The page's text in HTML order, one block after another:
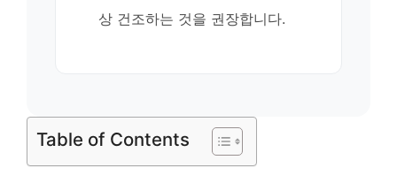
상 건조하는 것을 권장합니다.
Table of Contents